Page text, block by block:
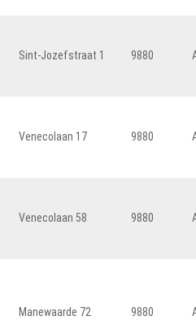
Sint-Jozefstraat 1 9880
Venecolaan 17 9880
Venecolaan 58 9880
Manewaarde 72 9880